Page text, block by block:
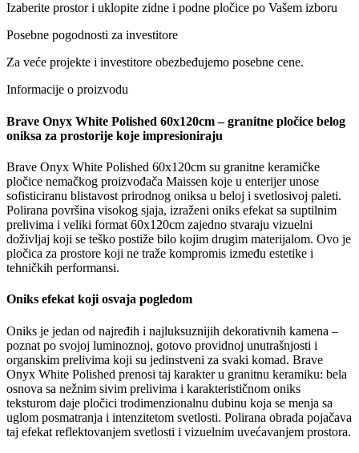
Izaberite prostor i uklopite zidne i podne pločice po Vašem izboru
Posebne pogodnosti za investitore
Za veće projekte i investitore obezbeđujemo posebne cene.
Informacije o proizvodu
Brave Onyx White Polished 60x120cm – granitne pločice belog
oniksa za prostorije koje impresioniraju
Brave Onyx White Polished 60x120cm su granitne keramičke
pločice nemačkog proizvođača Maissen koje u enterijer unose
sofisticiranu blistavost prirodnog oniksa u beloj i svetlosivoj paleti.
Polirana površina visokog sjaja, izraženi oniks efekat sa suptilnim
prelivima i veliki format 60x120cm zajedno stvaraju vizuelni
doživljaj koji se teško postiže bilo kojim drugim materijalom. Ovo je
pločica za prostore koji ne traže kompromis između estetike i
tehničkih performansi.
Oniks efekat koji osvaja pogledom
Oniks je jedan od najređih i najluksuznijih dekorativnih kamena –
poznat po svojoj luminoznoj, gotovo providnoj unutrašnjosti i
organskim prelivima koji su jedinstveni za svaki komad. Brave
Onyx White Polished prenosi taj karakter u granitnu keramiku: bela
osnova sa nežnim sivim prelivima i karakterističnom oniks
teksturom daje pločici trodimenzionalnu dubinu koja se menja sa
uglom posmatranja i intenzitetom svetlosti. Polirana obrada pojačava
taj efekat reflektovanjem svetlosti i vizuelnim uvećavanjem prostora.